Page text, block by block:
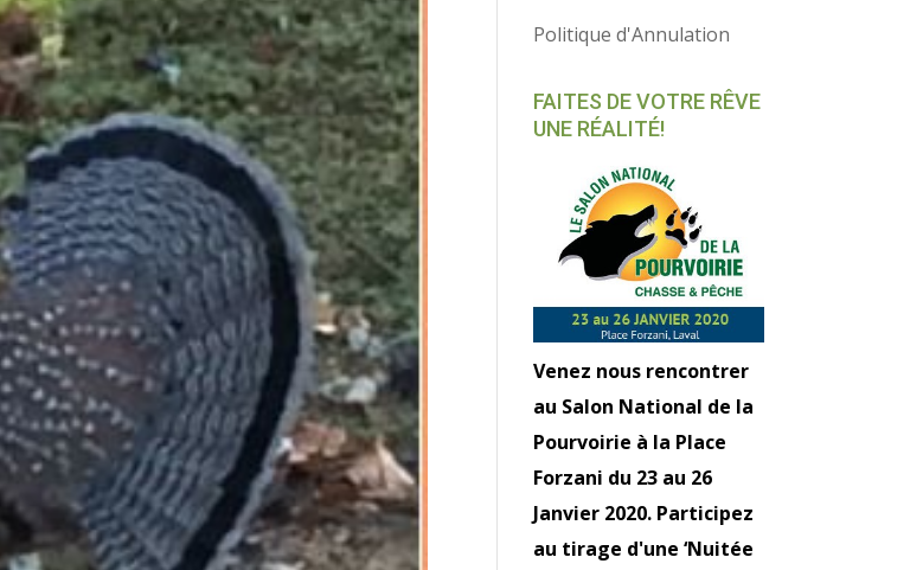
Politique d'Annulation
FAITES DE VOTRE RÊVE
UNE RÉALITÉ!
Venez nous rencontrer
au Salon National de la
Pourvoirie à la Place
Forzani du 23 au 26
Janvier 2020. Participez
au tirage d'une ‘Nuitée